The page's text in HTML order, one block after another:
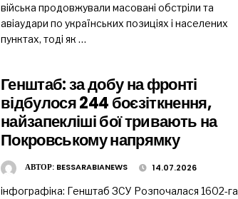
війська продовжували масовані обстріли та
авіаудари по українських позиціях і населених
пунктах, тоді як …
Генштаб: за добу на фронті
відбулося 244 боєзіткнення,
найзапекліші бої тривають на
Покровському напрямку
АВТОР: BESSARABIANEWS 14.07.2026
інфографіка: Генштаб ЗСУ Розпочалася 1602-га